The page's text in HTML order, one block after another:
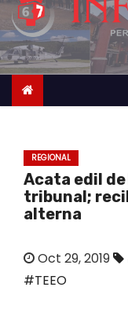
c
o
t
REGIONAL
Acata edil
tribunal;
alterna
Oct 29, 2019
#TEEO